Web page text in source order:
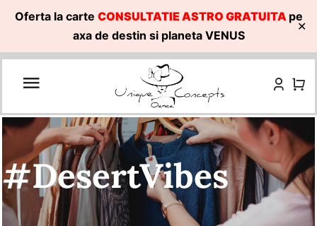
Oferta la carte CONSULTATIE ASTRO GRATUITA pe
axa de destin si planeta VENUS
✕
Skip
#DesertVibes